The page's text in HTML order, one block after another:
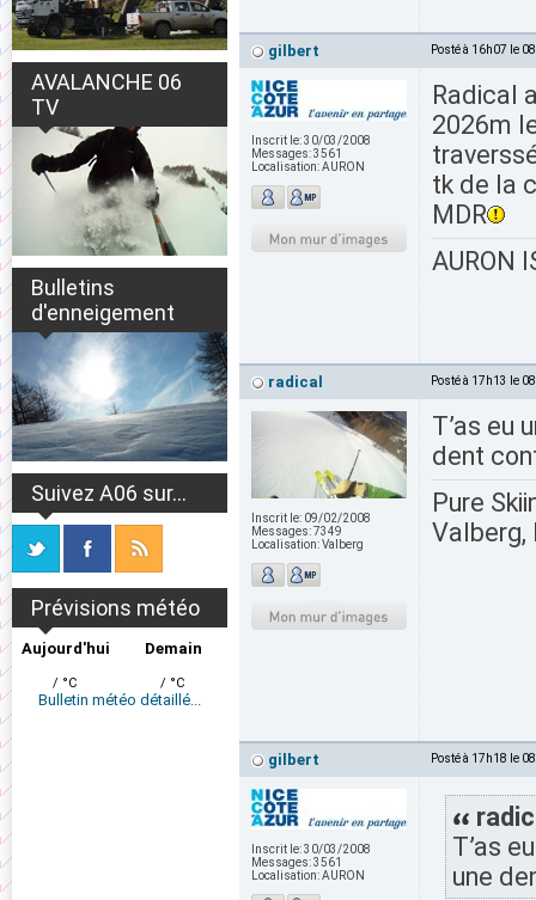
AVALANCHE 06
TV
Bulletins
d'enneigement
Suivez A06 sur...
Prévisions météo
Aujourd'hui
/ °C
Demain
/ °C
Bulletin météo détaillé...
gilbert Posté à 16h07 le
Inscrit le:30/03/2008
Messages:3561
Localisation:AURON
Radical
2026m
tk de la
MDR
AURON
radical Posté à 17h13 le
Inscrit le: 09/02/2008
Messages:7349
Localisation:Valberg
T’as eu
dent
Pure
Valberg,
gilbert Posté à 17h18 le
Inscrit le:30/03/2008
Messages:3561
Localisation:AURON
T’as
une